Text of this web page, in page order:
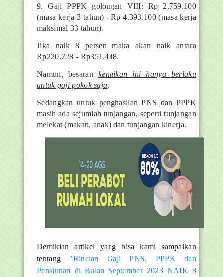
9. Gaji PPPK golongan VIII: Rp 2.759.100
(masa kerja 3 tahun) - Rp 4.393.100 (masa kerja
maksimal 33 tahun).
Jika naik 8 persen maka akan naik antara
Rp220.728 - Rp351.448.
Namun, besaran kenaikan ini hanya berlaku
untuk gaji pokok saja.
Sedangkan untuk penghasilan PNS dan PPPK
masih ada sejumlah tunjangan, seperti tunjangan
melekat (makan, anak) dan tunjangan kinerja.
Demikian artikel yang bisa kami sampaikan
tentang
"Rincian Gaji PNS, PPPK dan
Pensiunan di Bulan September 2023 NAIK 8